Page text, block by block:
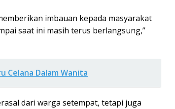
imbauan kepada masyarakat
saat ini masih terus berlangsung,”
Celana Dalam Wanita
dari warga setempat, tetapi juga